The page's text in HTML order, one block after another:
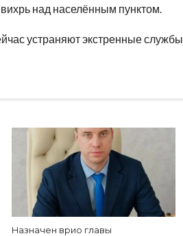
над населённым пунктом.
устраняют экстренные службы.
Назначен врио главы